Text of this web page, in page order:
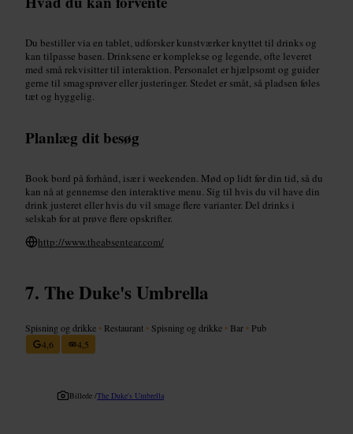
Du bestiller via en tablet, udforsker kunstværker knyttet til drinks og
kan tilpasse basen. Drinksene er komplekse og legende, ofte leveret
med små rekvisitter til interaktion. Personalet er hjælpsomt og guider
gerne til smagsprøver eller justeringer. Stedet er småt, så pladsen føles
tæt og hyggelig.
Planlæg dit besøg
Book bord på forhånd, især i weekenden. Mød op lidt før din tid, så du
kan nå at gennemse den interaktive menu. Sig til hvis du vil have din
drink justeret eller hvis du vil smage flere varianter. Del drinks i
selskab for at prøve flere opskrifter.
http://www.theabsentear.com/
The Duke's Umbrella
Spisning og drikke • Restaurant • Spisning og drikke • Bar • Pub
4,6
4,5
Billede /The Duke's Umbrella